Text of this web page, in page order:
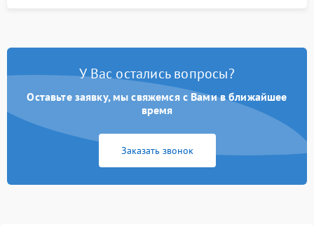
У Вас остались вопросы?
Оставьте заявку, мы свяжемся с Вами в ближайшее
время
Заказать звонок